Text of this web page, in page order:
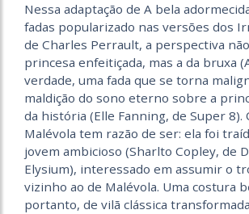
Nessa adaptação de A bela
fadas popularizado nas versões dos
de Charles Perrault, a perspectiva
princesa enfeitiçada, mas a da bruxa
verdade, uma fada que se torna
maldição do sono eterno sobre a
da história (Elle Fanning, de Super 8).
Malévola tem razão de ser: ela foi
jovem ambicioso (Sharlto Copley, de
Elysium), interessado em assumir o
vizinho ao de Malévola. Uma costura
portanto, de vilã clássica